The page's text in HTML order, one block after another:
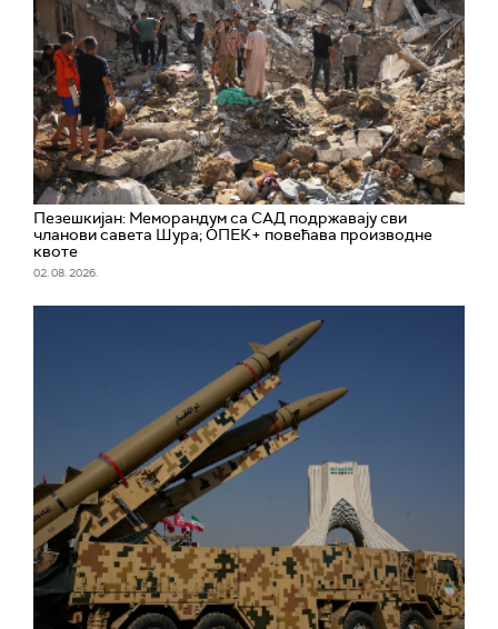
Пезешкијан: Меморандум са САД подржавају сви
чланови савета Шура; ОПЕК+ повећава производне
квоте
02. 08. 2026.